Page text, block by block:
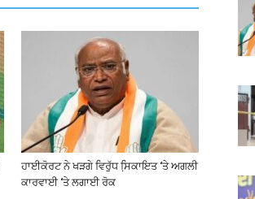
ਹਾਈਕੋਰਟ ਨੇ ਖੜਗੇ ਵਿਰੁੱਧ ਸਿ਼ਕਾਇਤ ‘ਤੇ ਅਗਲੀ
ਕਾਰਵਾਈ ‘ਤੇ ਲਗਾਈ ਰੋਕ